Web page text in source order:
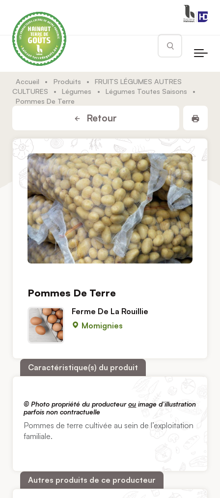
Rechercher
Accueil • Produits •
FRUITS LÉGUMES AUTRES
CULTURES
• Légumes • Légumes Toutes Saisons
•
Pommes De Terre
Retour
Pommes De Terre
Ferme De La Rouillie
Momignies
Caractéristique(s) du produit
© Photo propriété du producteurou image d’illustration
parfois non contractuelle
Pommes de terre cultivée au sein de l’exploitation
familiale.
Autres produits de ce producteur